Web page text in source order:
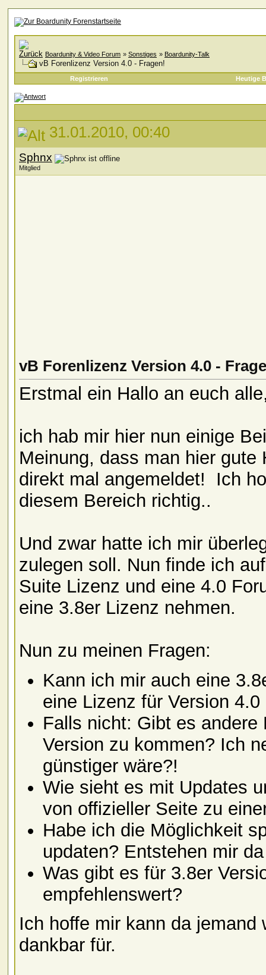
Boardunity & Video Forum » Sonstiges » Boardunity-Talk
vB Forenlizenz Version 4.0 - Fragen!
Registrieren Heutige
31.01.2010, 00:40
Sphnx
Mitglied
vB Forenlizenz Version 4.0 -
Erstmal ein Hallo an euch
ich hab mir hier nun einige
Meinung, dass man hier
direkt mal angemeldet!
Ich
diesem Bereich richtig..
Und zwar hatte ich mir
zulegen soll. Nun finde ich
Suite Lizenz und eine 4.0
eine 3.8er Lizenz nehmen.
Nun zu meinen Fragen:
Kann ich mir auch eine
eine Lizenz für Version 4.0
Falls nicht: Gibt es
Version zu kommen? Ich
günstiger wäre?!
Wie sieht es mit Updates
von offizieller Seite zu
Habe ich die Möglichkeit
updaten? Entstehen mir
Was gibt es für 3.8er
empfehlenswert?
Ich hoffe mir kann da
dankbar für.